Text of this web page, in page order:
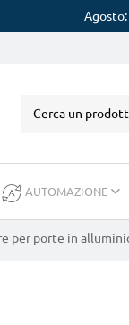
AUTOMAZIONE
per porte in